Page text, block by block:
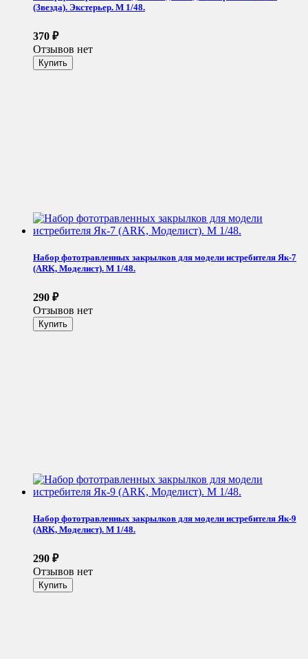
(Звезда). Экстерьер. М 1/48.
370 ₽
Отзывов нет
Набор фототравленных закрылков для модели истребителя Як-7
(ARK, Моделист). М 1/48.
290 ₽
Отзывов нет
Набор фототравленных закрылков для модели истребителя Як-9
(ARK, Моделист). М 1/48.
290 ₽
Отзывов нет